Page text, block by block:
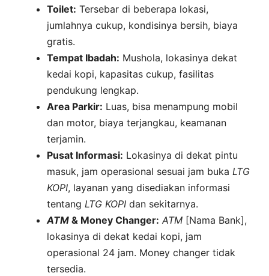
Toilet: Tersebar di beberapa lokasi,
jumlahnya cukup, kondisinya bersih, biaya
gratis.
Tempat Ibadah: Mushola, lokasinya dekat
kedai kopi, kapasitas cukup, fasilitas
pendukung lengkap.
Area Parkir: Luas, bisa menampung mobil
dan motor, biaya terjangkau, keamanan
terjamin.
Pusat Informasi: Lokasinya di dekat pintu
masuk, jam operasional sesuai jam buka LTG
KOPI, layanan yang disediakan informasi
tentang LTG KOPI dan sekitarnya.
ATM & Money Changer: ATM [Nama Bank],
lokasinya di dekat kedai kopi, jam
operasional 24 jam. Money changer tidak
tersedia.